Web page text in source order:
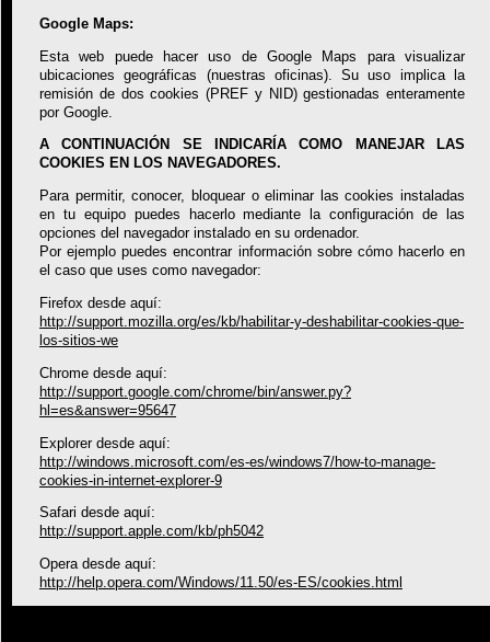
Google Maps:
Esta web puede hacer uso de Google Maps para visualizar
ubicaciones geográficas (nuestras oficinas). Su uso implica la
remisión de dos cookies (PREF y NID) gestionadas enteramente
por Google.
A CONTINUACIÓN SE INDICARÍA COMO MANEJAR LAS
COOKIES EN LOS NAVEGADORES.
Para permitir, conocer, bloquear o eliminar las cookies instaladas
en tu equipo puedes hacerlo mediante la configuración de las
opciones del navegador instalado en su ordenador.
Por ejemplo puedes encontrar información sobre cómo hacerlo en
el caso que uses como navegador:
Firefox desde aquí:
http://support.mozilla.org/es/kb/habilitar-y-deshabilitar-cookies-que-
los-sitios-we
Chrome desde aquí:
http://support.google.com/chrome/bin/answer.py?
hl=es&answer=95647
Explorer desde aquí:
http://windows.microsoft.com/es-es/windows7/how-to-manage-
cookies-in-internet-explorer-9
Safari desde aquí:
http://support.apple.com/kb/ph5042
Opera desde aquí:
http://help.opera.com/Windows/11.50/es-ES/cookies.html